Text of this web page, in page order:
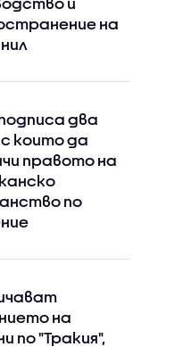
на
два
които да
правото на
по
на
по "Тракия",